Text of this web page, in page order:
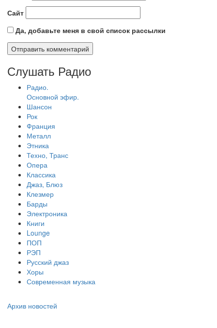
Сайт
Да, добавьте меня в свой список рассылки
Слушать Радио
Радио.
Основной эфир.
Шансон
Рок
Франция
Металл
Этника
Техно, Транс
Опера
Классика
Джаз, Блюз
Клезмер
Барды
Электроника
Книги
Lounge
ПОП
РЭП
Русский джаз
Хоры
Современная музыка
Архив новостей